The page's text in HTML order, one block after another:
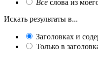
Все слова из
Искать результаты в...
Заголовках и
Только в